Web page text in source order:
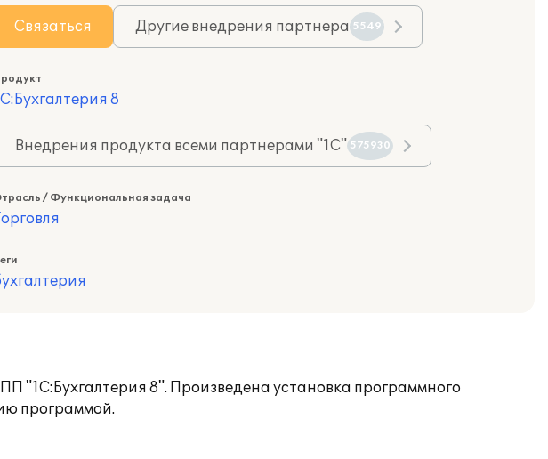
Связаться Другие внедрения партнера 5549
8
Внедрения продукта всеми партнерами "1С" 575930
/ Функциональная задача
"1С:Бухгалтерия 8". Произведена установка программного
программой.